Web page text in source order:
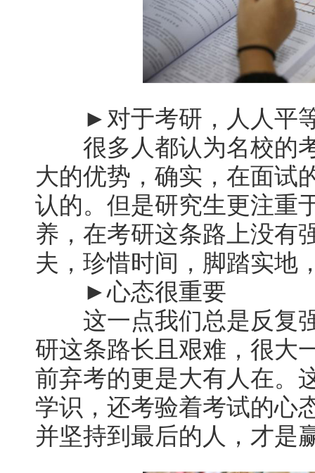
►对于考研，人人平
很多人都认为名校的考
大的优势，确实，在面试
认的。但是研究生更注重
养，在考研这条路上没有
夫，珍惜时间，脚踏实地
►心态很重要
这一点我们总是反复强
研这条路长且艰难，很大
前弃考的更是大有人在。
学识，还考验着考试的心
并坚持到最后的人，才是